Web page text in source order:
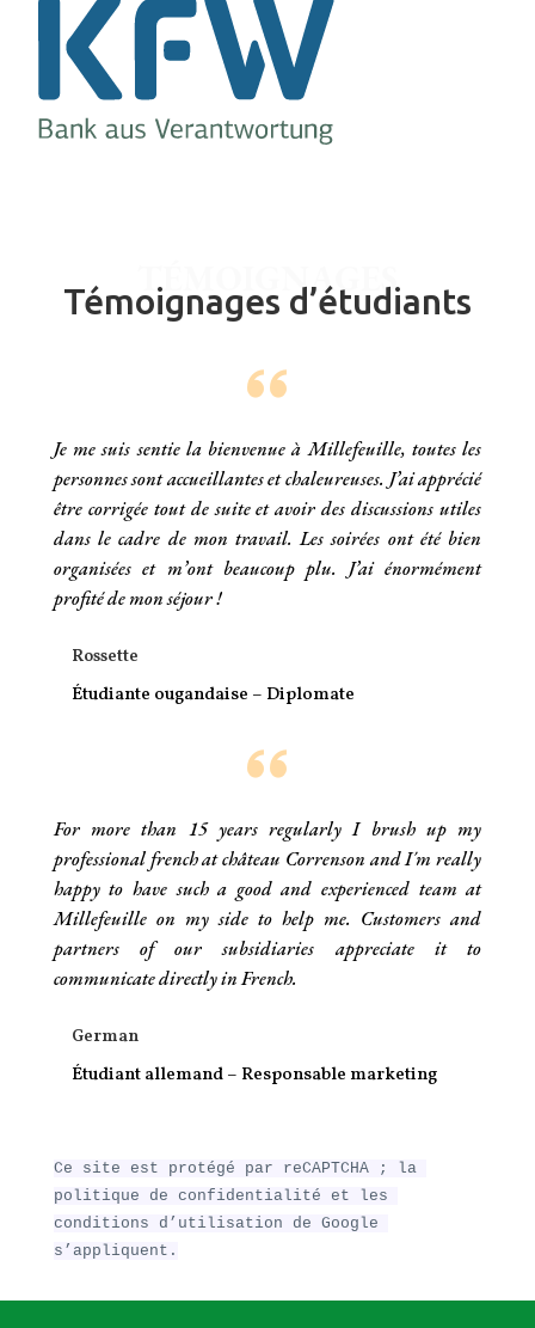
TÉMOIGNAGES
Témoignages d’étudiants
Je me suis sentie la bienvenue à Millefeuille, toutes les
personnes sont accueillantes et chaleureuses. J’ai apprécié
être corrigée tout de suite et avoir des discussions utiles
dans le cadre de mon travail. Les soirées ont été bien
organisées et m’ont beaucoup plu. J’ai énormément
profité de mon séjour !
Rossette
Étudiante ougandaise – Diplomate
For more than 15 years regularly I brush up my
professional french at château Correnson and I´m really
happy to have such a good and experienced team at
Millefeuille on my side to help me. Customers and
partners of our subsidiaries appreciate it to
communicate directly in French.
German
Étudiant allemand – Responsable marketing
Ce site est protégé par reCAPTCHA ; la
politique de confidentialité et les
conditions d’utilisation de Google
s’appliquent.